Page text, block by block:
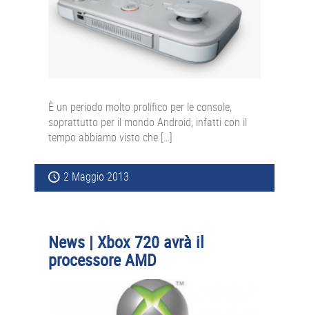
È un periodo molto prolifico per le console,
soprattutto per il mondo Android, infatti con il
tempo abbiamo visto che […]
2 Maggio 2013
News | Xbox 720 avrà il
processore AMD